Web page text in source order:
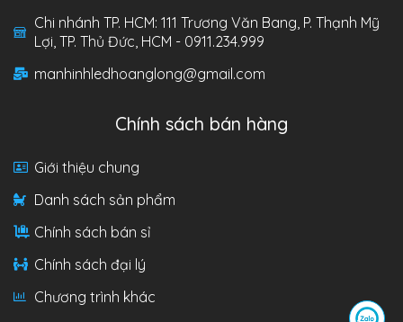
Chi nhánh TP. HCM: 111 Trương Văn Bang, P. Thạnh Mỹ
Lợi, TP. Thủ Đức, HCM - 0911.234.999
manhinhledhoanglong@gmail.com
Chính sách bán hàng
Giới thiệu chung
Danh sách sản phẩm
Chính sách bán sỉ
Chính sách đại lý
Chương trình khác